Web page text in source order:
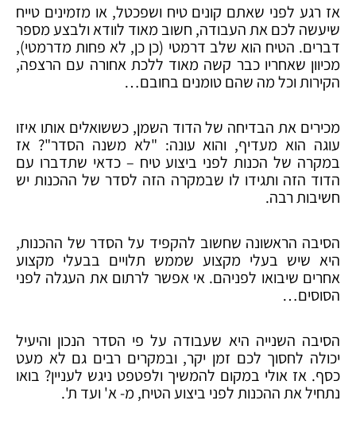
אז רגע לפני שאתם קונים טיח ושפכטל, או מזמינים טייח
שיעשה לכם את העבודה, חשוב מאוד לוודא ולבצע מספר
דברים. הטיח הוא שלב דרמטי (כן כן, לא פחות מדרמטי),
מכיוון שאחריו כבר קשה מאוד ללכת אחורה עם הרצפה,
הקירות וכל מה שהם טומנים בחובם…
מכירים את הבדיחה של הדוד השמן, כששואלים אותו איזו
עוגה הוא מעדיף, והוא עונה: "לא משנה הסדר"? אז
במקרה של הכנות לפני ביצוע טיח – כדאי שתדברו עם
הדוד הזה ותגידו לו שבמקרה הזה לסדר של ההכנות יש
חשיבות רבה.
הסיבה הראשונה שחשוב להקפיד על הסדר של ההכנות,
היא שיש בעלי מקצוע שממש תלויים בבעלי מקצוע
אחרים שיבואו לפניהם. אי אפשר לרתום את העגלה לפני
הסוסים…
הסיבה השנייה היא שעבודה על פי הסדר הנכון והיעיל
יכולה לחסוך לכם זמן יקר, ובמקרים רבים גם לא מעט
כסף. אז אולי במקום להמשיך ולפטפט ניגש לעניין? בואו
נתחיל את ההכנות לפני ביצוע הטיח, מ- א' ועד ת'.